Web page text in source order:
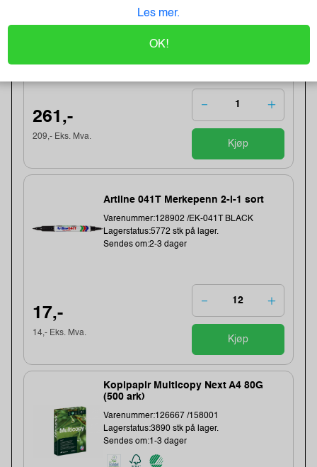
Varenummer:149006 /639753
261,-
209,- Eks. Mva.
Kjøp
Artline 041T Merkepenn 2-i-1 sort
Varenummer:128902 /EK-041T BLACK
Lagerstatus:5772 stk på lager.
Sendes om:2-3 dager
17,-
14,- Eks. Mva.
Kjøp
Kopipapir Multicopy Next A4 80G
(500 ark)
Varenummer:126667 /158001
Lagerstatus:3890 stk på lager.
Sendes om:1-3 dager
Les mer.
OK!